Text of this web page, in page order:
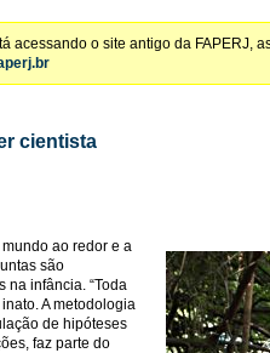
acessando o site antigo da FAPERJ,
cientista
ao redor e a
são
na infância. “Toda
A metodologia
de hipóteses
faz parte do